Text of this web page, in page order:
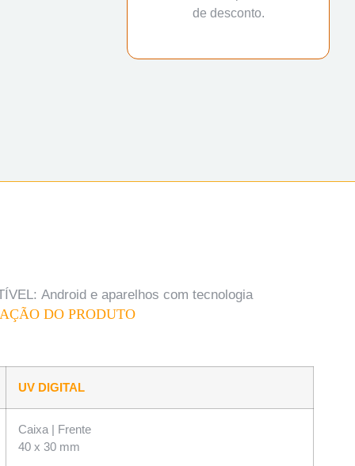
de desconto.
Android e aparelhos com tecnologia
DO PRODUTO
UV DIGITAL
Caixa | Frente
40 x 30 mm